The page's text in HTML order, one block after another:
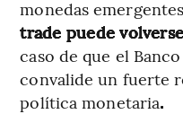
monedas
trade puede
caso de que el
convalide un fuerte
política monetaria.